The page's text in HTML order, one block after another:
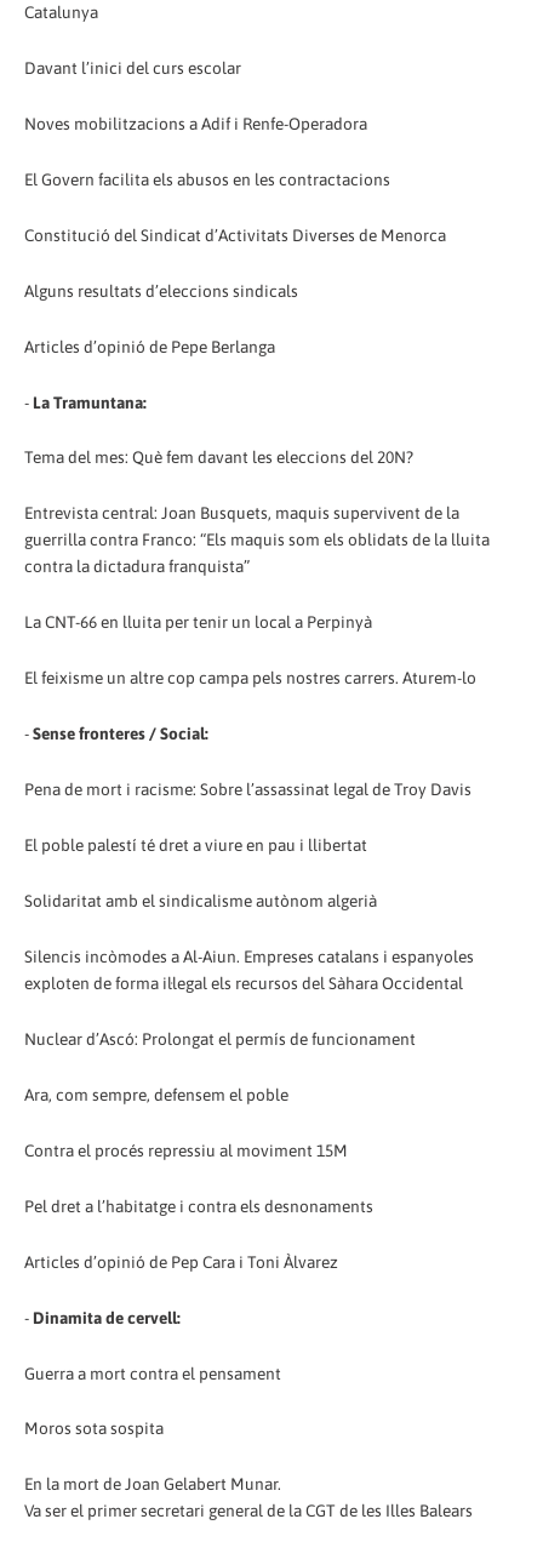
Catalunya
Davant l’inici del curs escolar
Noves mobilitzacions a Adif i Renfe-Operadora
El Govern facilita els abusos en les contractacions
Constitució del Sindicat d’Activitats Diverses de Menorca
Alguns resultats d’eleccions sindicals
Articles d’opinió de Pepe Berlanga
- La Tramuntana:
Tema del mes: Què fem davant les eleccions del 20N?
Entrevista central: Joan Busquets, maquis supervivent de la
guerrilla contra Franco: “Els maquis som els oblidats de la lluita
contra la dictadura franquista”
La CNT-66 en lluita per tenir un local a Perpinyà
El feixisme un altre cop campa pels nostres carrers. Aturem-lo
-Sense fronteres / Social:
Pena de mort i racisme: Sobre l’assassinat legal de Troy Davis
El poble palestí té dret a viure en pau i llibertat
Solidaritat amb el sindicalisme autònom algerià
Silencis incòmodes a Al-Aiun. Empreses catalans i espanyoles
exploten de forma il·legal els recursos del Sàhara Occidental
Nuclear d’Ascó: Prolongat el permís de funcionament
Ara, com sempre, defensem el poble
Contra el procés repressiu al moviment 15M
Pel dret a l’habitatge i contra els desnonaments
Articles d’opinió de Pep Cara i Toni Àlvarez
- Dinamita de cervell:
Guerra a mort contra el pensament
Moros sota sospita
En la mort de Joan Gelabert Munar.
Va ser el primer secretari general de la CGT de les Illes Balears